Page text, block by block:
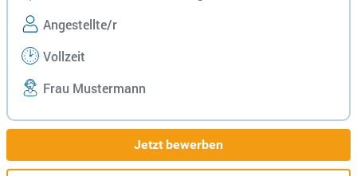
Angestellte/r
Vollzeit
Frau Mustermann
Jetzt bewerben